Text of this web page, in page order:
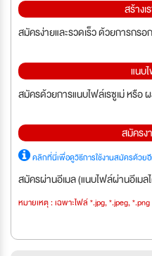
สร้างเ
สมัครง่ายและรวดเร็ว ด้วยการกร
แนบ
สมัครด้วยการแนบไฟล์เรซูเม่ หรือ
สมัครง
คลิกที่นี่เพื่อดูวิธีการใช้งานสมัครด้วยอี
สมัครผ่านอีเมล (แนบไฟล์ผ่านอีเม
หมายเหตุ : เฉพาะไฟล์ *.jpg, *.jpeg,